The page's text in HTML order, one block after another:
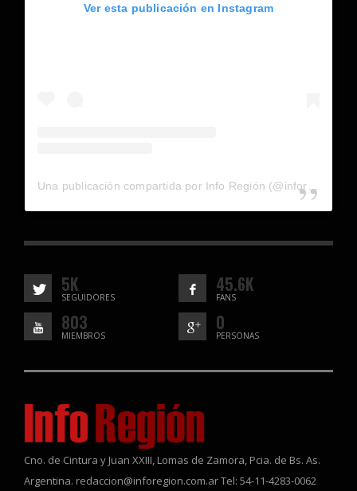
Ver esta publicación en Instagram
Una publicación compartida por Info Región (@inforegion_redes)
5K
SEGUIDORES
45.6K
FANS
803
MIEMBROS
0
PERSONAS
Cno. de Cintura y Juan XXIII, Lomas de Zamora, Pcia. de Bs. As.
Argentina. redaccion@inforegion.com.ar Tel: 54-11-4283-0062